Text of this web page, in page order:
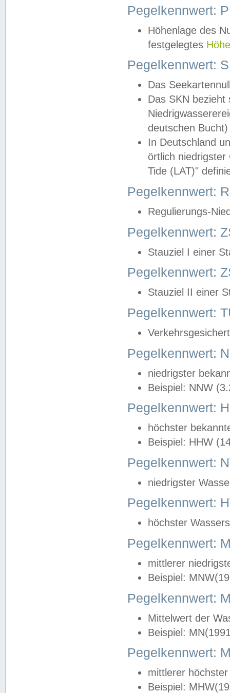
Pegelkennwert:
Höhenlage des
festgelegtes
Pegelkennwert:
Das
Das SKN
deutschen
In Deutschland
örtlich
Tide (LAT)"
Pegelkennwert:
Regulierungs-
Pegelkennwert:
Stauziel I einer
Pegelkennwert:
Stauziel II einer
Pegelkennwert:
Pegelkennwert:
niedrigster
Beispiel: NNW
Pegelkennwert:
höchster
Beispiel: HHW
Pegelkennwert:
niedrigster
Pegelkennwert:
höchster
Pegelkennwert:
mittlerer
Beispiel:
Pegelkennwert:
Mittelwert der
Beispiel:
Pegelkennwert:
mittlerer
Beispiel: